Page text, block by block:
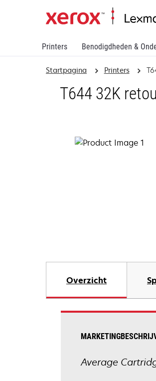
Printers Benodigdheden &
Startpagina Printers
T644 32K
Overzicht
Average